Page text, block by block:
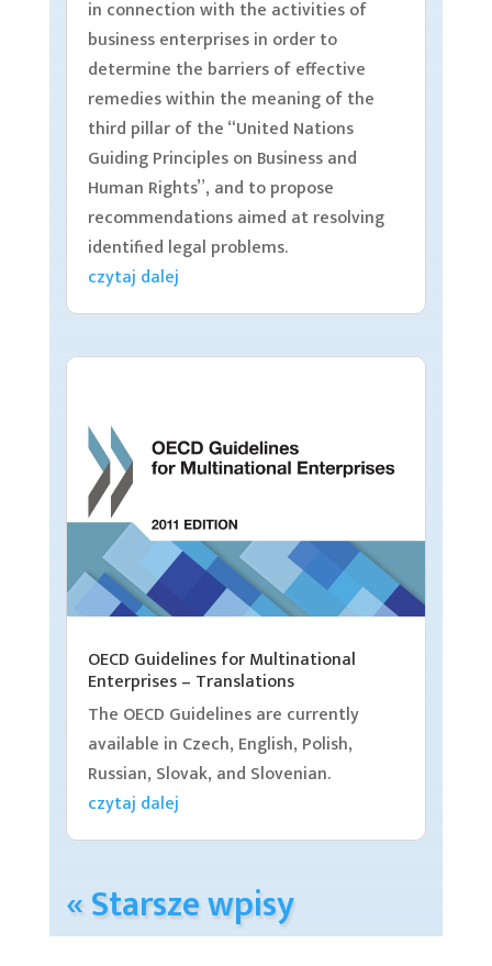
in connection with the activities of
business enterprises in order to
determine the barriers of effective
remedies within the meaning of the
third pillar of the “United Nations
Guiding Principles on Business and
Human Rights”, and to propose
recommendations aimed at resolving
identified legal problems.
czytaj dalej
OECD Guidelines for Multinational
Enterprises – Translations
The OECD Guidelines are currently
available in Czech, English, Polish,
Russian, Slovak, and Slovenian.
czytaj dalej
« Starsze wpisy